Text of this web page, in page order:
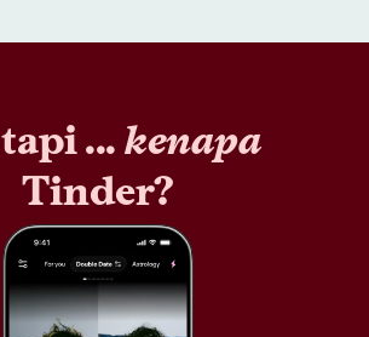
...kenapa
Tinder?